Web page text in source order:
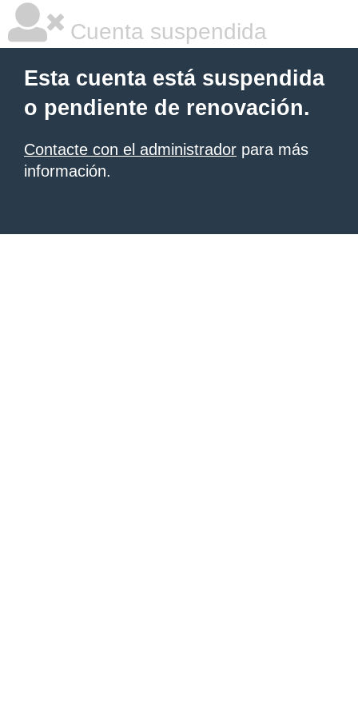
Cuenta suspendida
Esta cuenta está suspendida
o pendiente de renovación.
Contacte con el administrador para más
información.